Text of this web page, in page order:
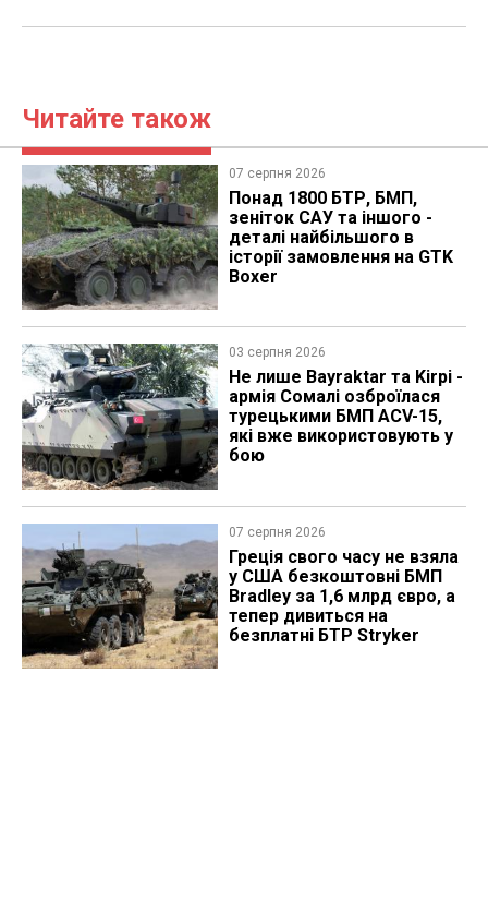
Читайте також
07 серпня 2026
Понад 1800 БТР, БМП,
зеніток САУ та іншого -
деталі найбільшого в
історії замовлення на GTK
Boxer
03 серпня 2026
Не лише Bayraktar та Kirpi -
армія Сомалі озброїлася
турецькими БМП ACV-15,
які вже використовують у
бою
07 серпня 2026
Греція свого часу не взяла
у США безкоштовні БМП
Bradley за 1,6 млрд євро, а
тепер дивиться на
безплатні БТР Stryker